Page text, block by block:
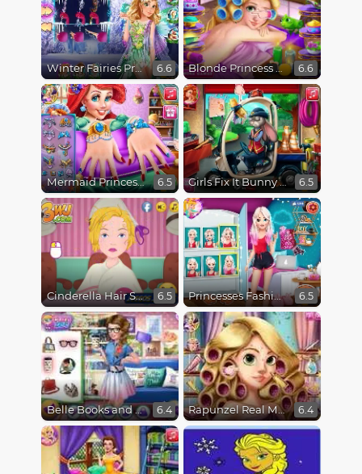
Winter Fairies Princesses 6.6 Blonde Princess Spa Day 6.6
Mermaid Princess Nails Spa 6.5 Girls Fix It Bunny Car 6.5
Cinderella Hair Salon Disaster 6.5 Princesses Fashion Favorites 6.5
Belle Books and Fashion 6.4 Rapunzel Real Makeover 6.4